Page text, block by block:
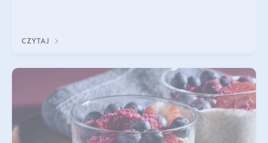
CZYTAJ